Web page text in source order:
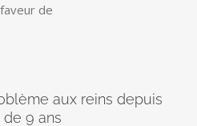
de
aux reins depuis
de 9 ans